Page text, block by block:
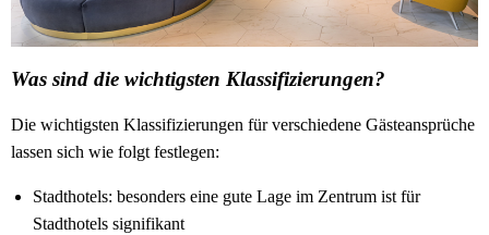
Was sind die wichtigsten Klassifizierungen?
Die wichtigsten Klassifizierungen für verschiedene Gästeansprüche
lassen sich wie folgt festlegen:
Stadthotels: besonders eine gute Lage im Zentrum ist für
Stadthotels signifikant